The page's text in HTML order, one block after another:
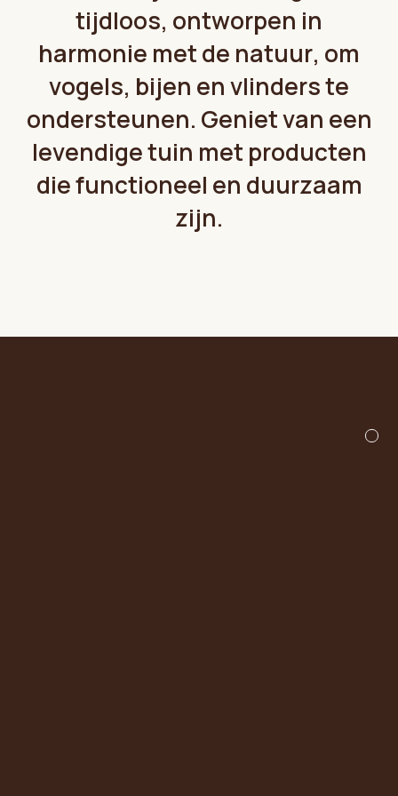
de ontvanger wordt gemaild?
tijdloos, ontworpen in
harmonie metde natuur, om
vogels, bijen envlinderste
ondersteunen. Genietvan een
levendigetuin met producten
diefunctioneel en duurzaam
zijn.